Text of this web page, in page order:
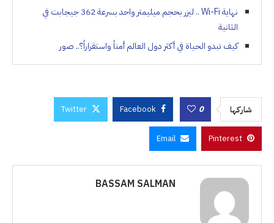
نهاية Wi-Fi .. ليزر بحجم ميليمتر واحد بسرعة 362 جيجابت في
الثانية
كيف تبدو الحياة في أكثر دول العالم أمناً واستقراراً؟.. صور
شاركها 0
Facebook
Twitter
Pinterest
Email
BASSAM SALMAN